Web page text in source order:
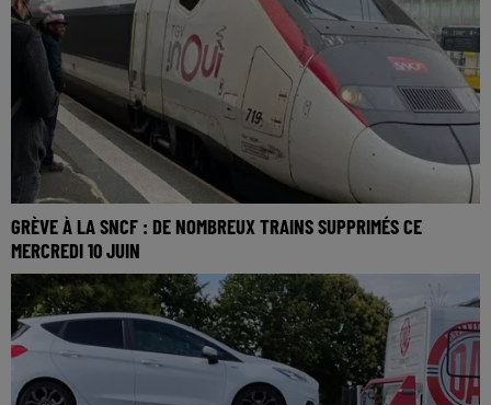
GRÈVE À LA SNCF : DE NOMBREUX TRAINS SUPPRIMÉS CE
MERCREDI 10 JUIN